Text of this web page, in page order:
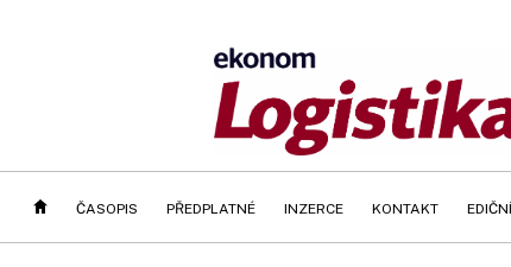
ČASOPIS PŘEDPLATNÉ INZERCE KONTAKT